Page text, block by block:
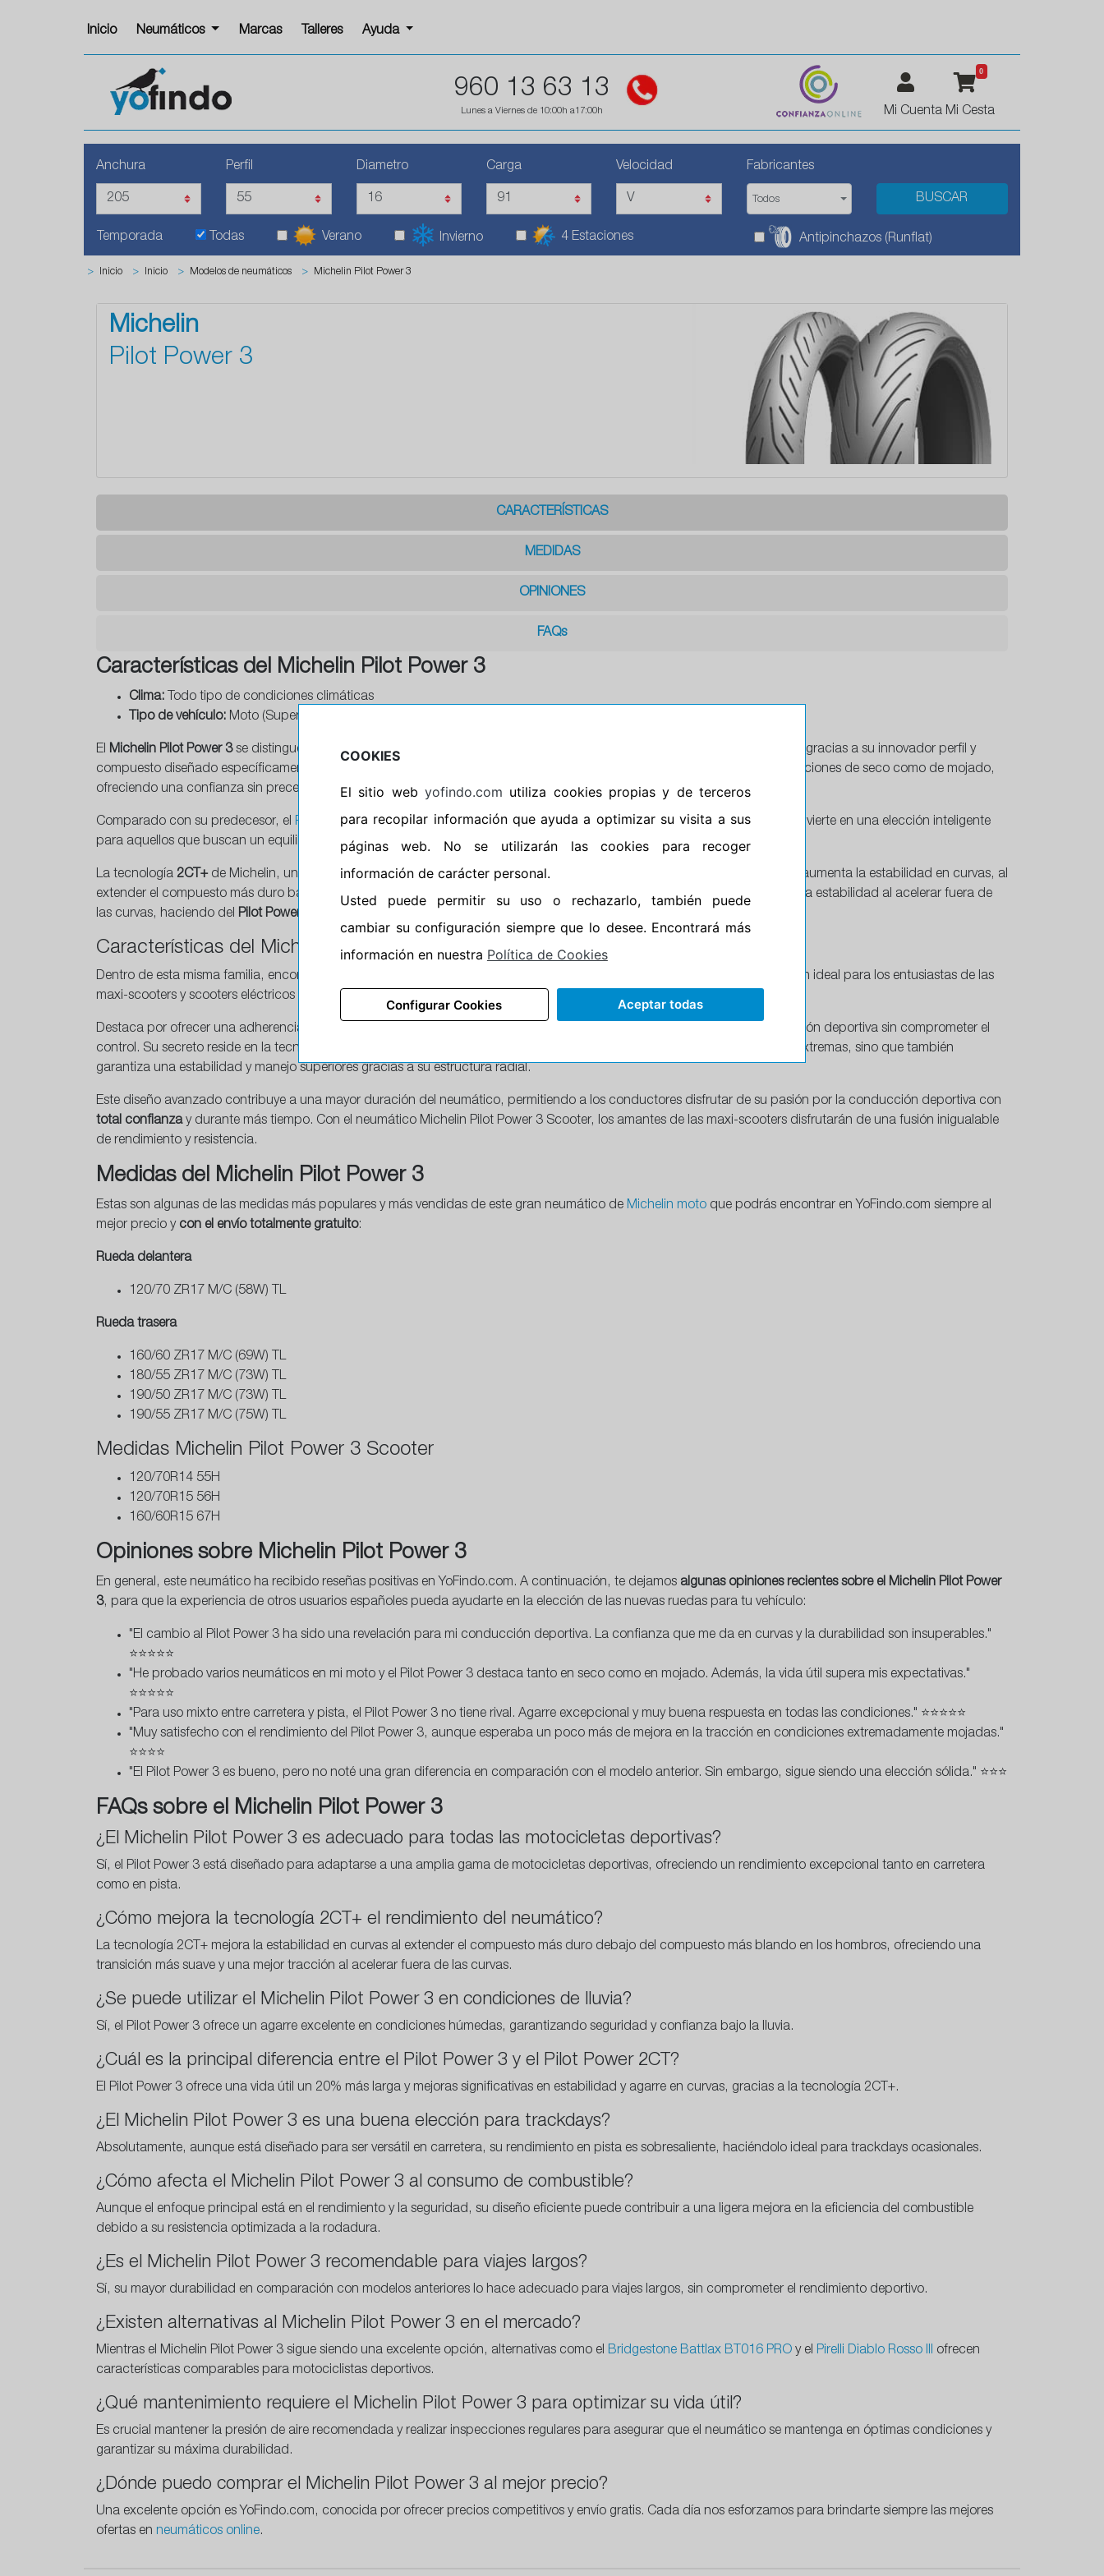
Inicio Neumáticos Marcas Talleres Ayuda
960 13 63 13
Lunes a Viernes de 10:00h a17:00h Mi Cuenta
0
Mi Cesta
Anchura Perfil Diametro Carga Velocidad Fabricantes
Todos
Temporada Todas Verano Invierno 4 Estaciones Antipinchazos (Runflat)
> Inicio > Inicio > Modelos de neumáticos > Michelin Pilot Power 3
Michelin
Pilot Power 3
CARACTERÍSTICAS
MEDIDAS
OPINIONES
FAQs
Características del Michelin Pilot Power 3
Clima: Todo tipo de condiciones climáticas
Tipo de vehículo: Moto (Supersport, apto para carretera y pista)
El Michelin Pilot Power 3se distingue por ser un neumático hypersport que eleva el estándar en términos de agarre y manejo, gracias a su innovador perfil y
compuesto diseñado específicamente para motocicletas deportivas. Este neumático asegura
tanto en condiciones de seco como de mojado,
ofreciendo una confianza sin precedentes al piloto en una variedad de superficies.
Comparado con su predecesor, el Pilot Power 2CT, elPilot Power 3presume de unavida útil un 20% más larga , lo que lo convierte en una elección inteligente
para aquellos que buscan un equilibrio entre rendimiento y durabilidad.
La tecnología 2CT+de Michelin, una evolución del dual-compound, no solo mejora la vida del neumático sino que también aumenta la estabilidad en curvas, al
extender el compuesto más duro bajo el compuesto más blando en los hombros. Esto resulta en una mejora significativa en la estabilidad al acelerar fuera de
las curvas, haciendo del Pilot Power 3
Características del Michelin Pilot Power 3 Scooter
Dentro de esta misma familia, encontramos también al neumático
que se erige como la opción ideal para los entusiastas de las
maxi-scooters y scooters eléctricos que buscan un equilibrio perfecto entre seguridad, deportividad y durabilidad.
Destaca por ofrecer una adherencia excepcional tanto en seco como en mojado, asegurando una experiencia de conducción deportiva sin comprometer el
control. Su secreto reside en la tecnología de
, que no solo mejora el agarre en condiciones extremas, sino que también
garantiza una estabilidad y manejo superiores gracias a su estructura radial.
Este diseño avanzado contribuye a una mayor duración del neumático, permitiendo a los conductores disfrutar de su pasión por la conducción deportiva con
total confianzay durante más tiempo. Con el neumático Michelin Pilot Power 3 Scooter, los amantes de las maxi-scooters disfrutarán de una fusión inigualable
de rendimiento y resistencia.
Medidas del Michelin Pilot Power 3
Estas son algunas de las medidas más populares y más vendidas de este gran neumático de Michelin moto que podrás encontrar en YoFindo.com siempre al
mejor precio y con el envío totalmente gratuito:
Rueda delantera
120/70 ZR17 M/C (58W) TL
Rueda trasera
160/60 ZR17 M/C (69W) TL
180/55 ZR17 M/C (73W) TL
190/50 ZR17 M/C (73W) TL
190/55 ZR17 M/C (75W) TL
Medidas Michelin Pilot Power 3 Scooter
120/70R14 55H
120/70R15 56H
160/60R15 67H
Opiniones sobre Michelin Pilot Power 3
En general, este neumático ha recibido reseñas positivas en YoFindo.com. A continuación, te dejamos algunas opiniones recientes sobre el Michelin Pilot Power
3, para que la experiencia de otros usuarios españoles pueda ayudarte en la elección de las nuevas ruedas para tu vehículo:
"El cambio al Pilot Power 3 ha sido una revelación para mi conducción deportiva. La confianza que me da en curvas y la durabilidad son insuperables."
⭐⭐⭐⭐⭐
"He probado varios neumáticos en mi moto y el Pilot Power 3 destaca tanto en seco como en mojado. Además, la vida útil supera mis expectativas."
⭐⭐⭐⭐⭐
"Para uso mixto entre carretera y pista, el Pilot Power 3 no tiene rival. Agarre excepcional y muy buena respuesta en todas las condiciones." ⭐⭐⭐⭐⭐
"Muy satisfecho con el rendimiento del Pilot Power 3, aunque esperaba un poco más de mejora en la tracción en condiciones extremadamente mojadas."
⭐⭐⭐⭐
"El Pilot Power 3 es bueno, pero no noté una gran diferencia en comparación con el modelo anterior. Sin embargo, sigue siendo una elección sólida." ⭐⭐⭐
FAQs sobre el Michelin Pilot Power 3
¿El Michelin Pilot Power 3 es adecuado para todas las motocicletas deportivas?
Sí, el Pilot Power 3 está diseñado para adaptarse a una amplia gama de motocicletas deportivas, ofreciendo un rendimiento excepcional tanto en carretera
como en pista.
¿Cómo mejora la tecnología 2CT+ el rendimiento del neumático?
La tecnología 2CT+ mejora la estabilidad en curvas al extender el compuesto más duro debajo del compuesto más blando en los hombros, ofreciendo una
transición más suave y una mejor tracción al acelerar fuera de las curvas.
¿Se puede utilizar el Michelin Pilot Power 3 en condiciones de lluvia?
Sí, el Pilot Power 3 ofrece un agarre excelente en condiciones húmedas, garantizando seguridad y confianza bajo la lluvia.
¿Cuál es la principal diferencia entre el Pilot Power 3 y el Pilot Power 2CT?
El Pilot Power 3 ofrece una vida útil un 20% más larga y mejoras significativas en estabilidad y agarre en curvas, gracias a la tecnología 2CT+.
¿El Michelin Pilot Power 3 es una buena elección para trackdays?
Absolutamente, aunque está diseñado para ser versátil en carretera, su rendimiento en pista es sobresaliente, haciéndolo ideal para trackdays ocasionales.
¿Cómo afecta el Michelin Pilot Power 3 al consumo de combustible?
Aunque el enfoque principal está en el rendimiento y la seguridad, su diseño eficiente puede contribuir a una ligera mejora en la eficiencia del combustible
debido a su resistencia optimizada a la rodadura.
¿Es el Michelin Pilot Power 3 recomendable para viajes largos?
Sí, su mayor durabilidad en comparación con modelos anteriores lo hace adecuado para viajes largos, sin comprometer el rendimiento deportivo.
¿Existen alternativas al Michelin Pilot Power 3 en el mercado?
Mientras el Michelin Pilot Power 3 sigue siendo una excelente opción, alternativas como el Bridgestone Battlax BT016 PRO y el Pirelli Diablo Rosso III ofrecen
características comparables para motociclistas deportivos.
¿Qué mantenimiento requiere el Michelin Pilot Power 3 para optimizar su vida útil?
Es crucial mantener la presión de aire recomendada y realizar inspecciones regulares para asegurar que el neumático se mantenga en óptimas condiciones y
garantizar su máxima durabilidad.
¿Dónde puedo comprar el Michelin Pilot Power 3 al mejor precio?
Una excelente opción es YoFindo.com, conocida por ofrecer precios competitivos y envío gratis. Cada día nos esforzamos para brindarte siempre las mejores
ofertas en neumáticos online.
COOKIES
El sitio web yofindo.com utiliza cookies propias y de terceros
para recopilar información que ayuda a optimizar su visita a sus
páginas web. No se utilizarán las cookies para recoger
información de carácter personal.
Usted puede permitir su uso o rechazarlo, también puede
cambiar su configuración siempre que lo desee. Encontrará más
información en nuestra Política de Cookies
Configurar Cookies Aceptar todas